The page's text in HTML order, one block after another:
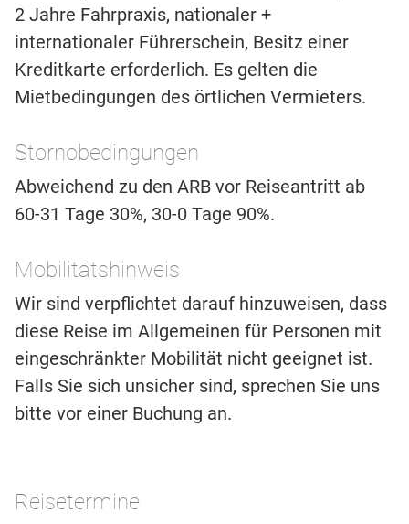
2 Jahre Fahrpraxis, nationaler +
internationaler Führerschein, Besitz einer
Kreditkarte erforderlich. Es gelten die
Mietbedingungen des örtlichen Vermieters.
Stornobedingungen
Abweichend zu den ARB vor Reiseantritt ab
60-31 Tage 30%, 30-0 Tage 90%.
Mobilitätshinweis
Wir sind verpflichtet darauf hinzuweisen, dass
diese Reise im Allgemeinen für Personen mit
eingeschränkter Mobilität nicht geeignet ist.
Falls Sie sich unsicher sind, sprechen Sie uns
bitte vor einer Buchung an.
Reisetermine